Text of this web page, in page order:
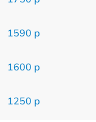
1590 р
1600 р
1250 р